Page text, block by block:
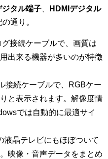
ジタル端子
HDMIデジタル
通り。
続ケーブルで、画質は
出来る機器が多いのが特徴
ケーブルで、RGBケー
と表示されます。解像度情
では自動的に最適サイ
テレビにもほぼついて
映像・音声データをまとめ